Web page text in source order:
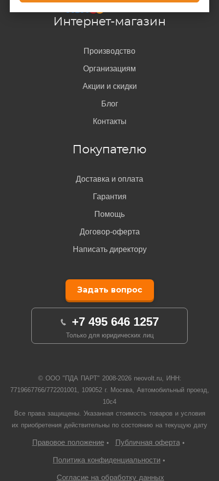
Интернет-магазин
Производство
Организациям
Акции и скидки
Блог
Контакты
Покупателю
Доставка и оплата
Гарантия
Помощь
Договор-оферта
Написать директору
Задать вопрос
+7 495 646 1257
Только для юридических лиц
© ООО "ПДА ПАРТ" 2008-2026neovolt.ru, ИНН:
7719667766/772201001, 109052 г. Москва, Автомобильный проезд,
10с4
Все права защищены. Указанная стоимость товаров и условия
их приобретения действительны по состоянию на текущую дату
Правовое положение• Публичная оферта •
Политика конфиденциальности •
Согласие на обработку данных